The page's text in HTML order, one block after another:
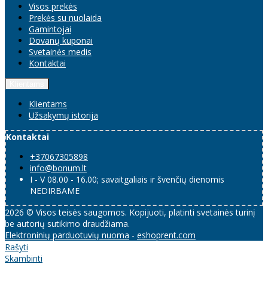
Visos prekės
Prekės su nuolaida
Gamintojai
Dovanų kuponai
Svetainės medis
Kontaktai
Klientams
Užsakymų istorija
Kontaktai
+37067305898
info@bonum.lt
I - V 08.00 - 16.00; savaitgaliais ir švenčių dienomis
NEDIRBAME
2026 © Visos teisės saugomos. Kopijuoti, platinti svetainės turinį
be autorių sutikimo draudžiama.
Elektroninių parduotuvių nuoma - eshoprent.com
Rašyti
Skambinti